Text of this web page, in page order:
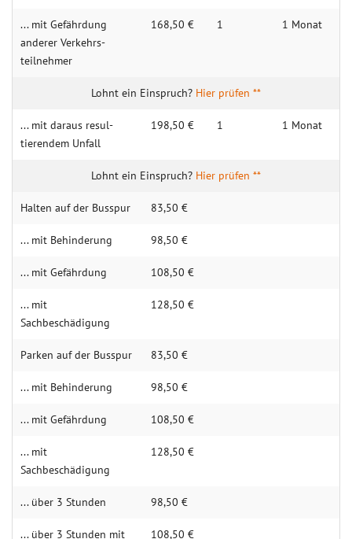
... mit Gefähr­dung
anderer Verkehrs­
teilnehmer
168,50 € 1 1 Monat
Hier prüfen **
... mit daraus resul­
tieren­dem Unfall
198,50 € 1 1 Monat
Hier prüfen **
Hal­ten auf der Bus­spur 83,50 €
... mit Behinderung 98,50 €
... mit Gefährdung 108,50 €
... mit
Sachbeschädigung
128,50 €
Parken auf der Busspur 83,50 €
... mit Behinderung 98,50 €
... mit Gefährdung 108,50 €
... mit
Sachbeschädigung
128,50 €
... über 3 Stunden 98,50 €
... über 3 Stunden mit
108,50 €